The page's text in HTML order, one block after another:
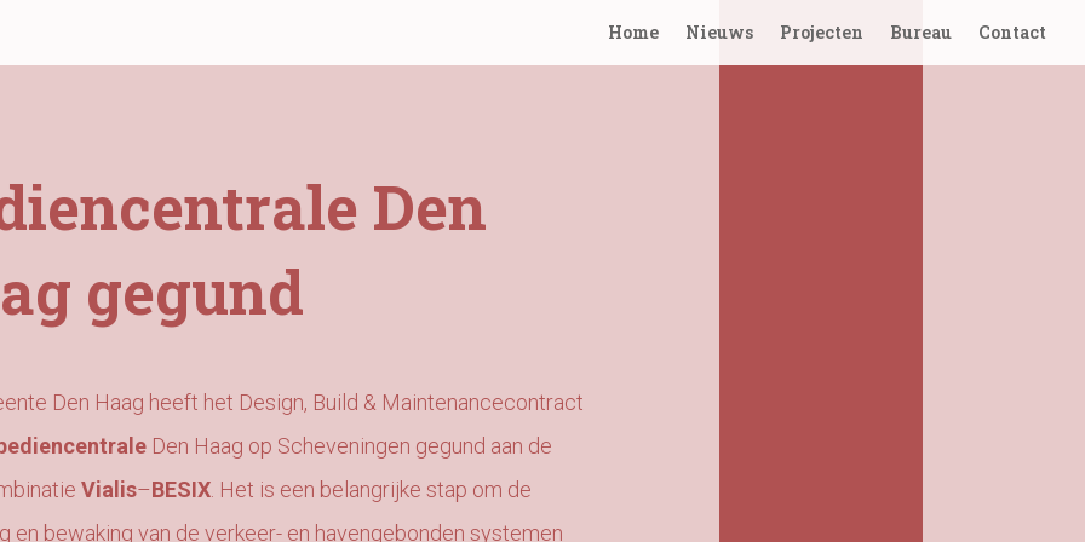
Home Nieuws Projecten Bureau Contact
Den
gegund
Den Haag heeft het Design, Build & Maintenancecontract
Den Haag op Scheveningen gegund aan de
Vialis–BESIX Het is een belangrijke stap om de
en bewaking van de verkeer- en havengebonden systemen